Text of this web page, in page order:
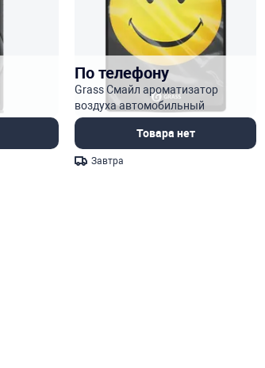
По телефону
Grass Смайл ароматизатор
воздуха автомобильный
(картонный)
Товара нет
Завтра